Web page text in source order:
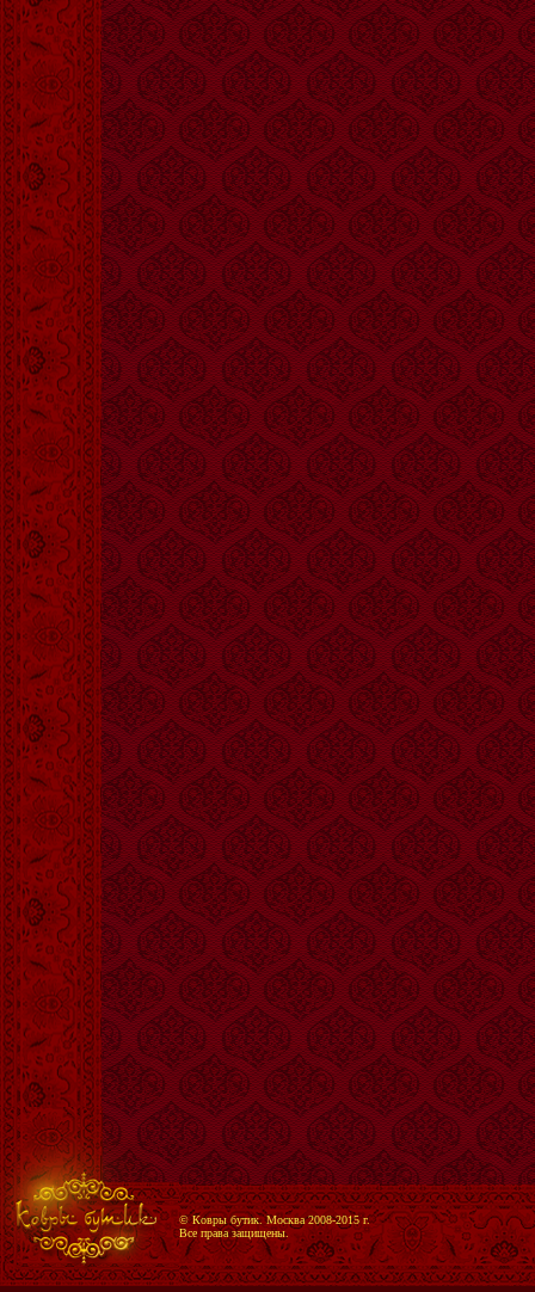
© Ковры бутик. Москва 2008-2015 г.
Все права защищены.